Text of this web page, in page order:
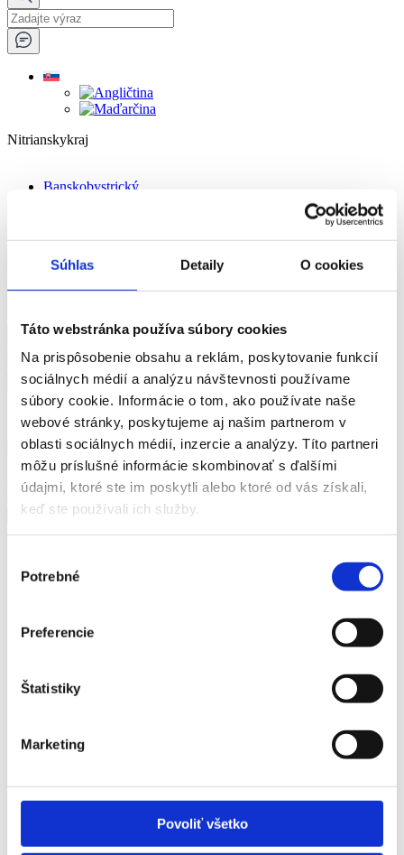
Súhlas Detaily O cookies
Táto webstránka používa súbory cookies
Na prispôsobenie obsahu a reklám, poskytovanie funkcií
sociálnych médií a analýzu návštevnosti používame
súbory cookie. Informácie o tom, ako používate naše
webové stránky, poskytujeme aj našim partnerom v
oblasti sociálnych médií, inzercie a analýzy. Títo partneri
môžu príslušné informácie skombinovať s ďalšími
údajmi, ktoré ste im poskytli alebo ktoré od vás získali,
keď ste používali ich služby.
súhlasu
Potrebné
Preferencie
Štatistiky
Marketing
Povoliť všetko
Nitrianskykraj
Banskobystrický
Trenčiansky
Menu Zavrieť
🏠︎ pomoc pri osobnej starostlivosti o dieťa
pomoc pri osobnej starostlivosti o dieťa
Všetky článkyAGELČasté otázky k dôchodkuCvičenia pre
seniorov DôchodokNovinkySeniori OnlineTrenčianský
samosprávny krajZdravieŽivotný štýl
Najstaršie
NajnovšieNajstaršie
Voľnočasové aktivity pre seniorov
Finančné príspevky
Kontakt
ligapreseniorov
© Liga Pre Seniorov 2024